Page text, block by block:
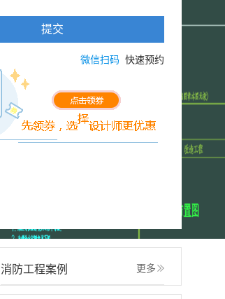
提交
快速预约
微信扫码
消防工程案例 更多